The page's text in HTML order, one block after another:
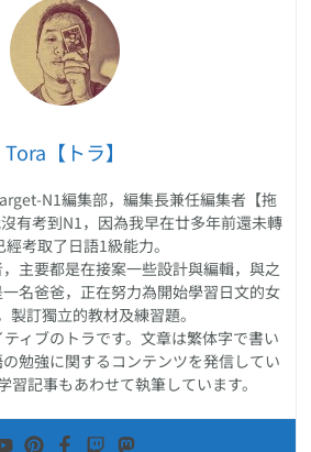
Tora【トラ】
N1編集部，編集長兼任編集者【拖
有考到N1，因為我早在廿多年前還未轉
經考取了日語1級能力。
主要都是在接案一些設計與編輯，與之
名爸爸，正在努力為開始學習日文的女
製訂獨立的教材及練習題。
ィブのトラです。文章は繁体字で書い
勉強に関するコンテンツを発信してい
習記事もあわせて執筆しています。